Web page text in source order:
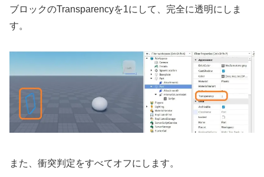
ブロックのTransparencyを1にして、完全に透明にしま
す。
また、衝突判定をすべてオフにします。